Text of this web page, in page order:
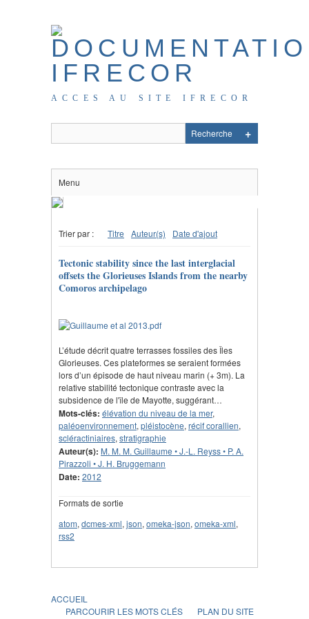
ACCES AU SITE IFRECOR
Menu
Trier par : Titre Auteur(s) Date d'ajout
Tectonic stability since the last interglacial
offsets the Glorieuses Islands from the nearby
Comoros archipelago
L’étude décrit quatre terrasses fossiles des Îles
Glorieuses. Ces plateformes se seraient formées
lors d’un épisode de haut niveau marin (+ 3m). La
relative stabilité tectonique contraste avec la
subsidence de l'île de Mayotte, suggérant…
Mots-clés: élévation du niveau de la mer,
paléoenvironnement, pléistocène, récif corallien,
scléractiniaires, stratigraphie
Auteur(s): M. M. M. Guillaume • J.-L. Reyss • P. A.
Pirazzoli • J. H. Bruggemann
Date: 2012
Formats de sortie
atom, dcmes-xml, json, omeka-json, omeka-xml,
rss2
ACCUEIL
PARCOURIR LES MOTS CLÉS
PLAN DU SITE